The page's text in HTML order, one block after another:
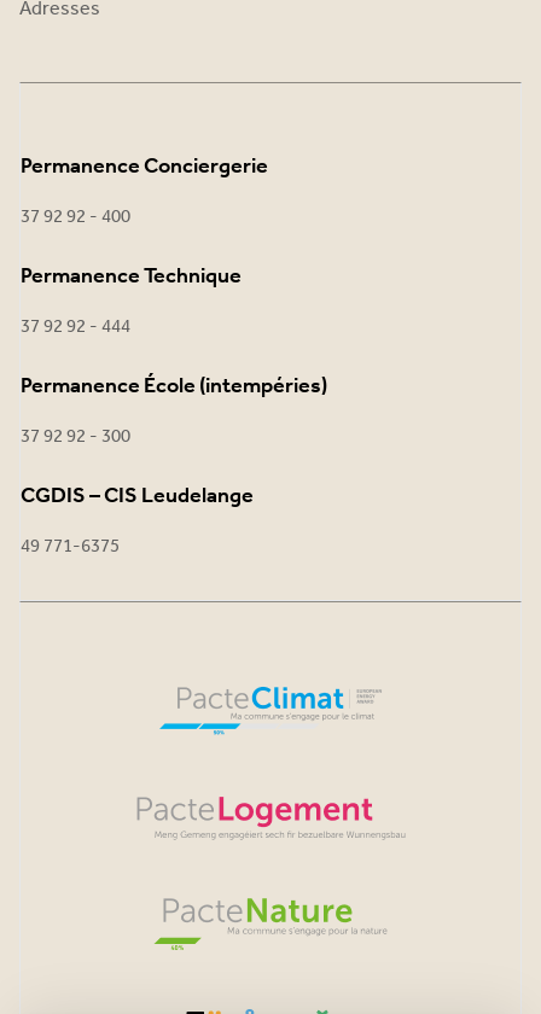
Adresses
Permanence Conciergerie
37 92 92 - 400
Permanence Technique
37 92 92 - 444
Permanence École (intempéries)
37 92 92 - 300
CGDIS – CIS Leudelange
49 771-6375